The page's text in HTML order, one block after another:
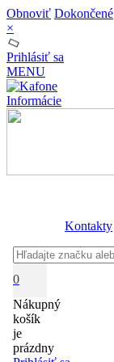
Obnoviť Dokončené
×
Prihlásiť sa
MENU
Informácie
Kontakty
0
Nákupný
košík
je
prázdny